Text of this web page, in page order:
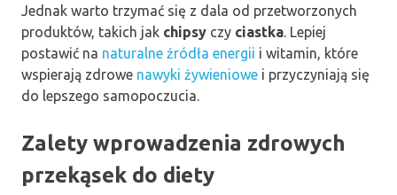
Jednak warto trzymać się z dala od przetworzonych
produktów, takich jak chipsy czy ciastka. Lepiej
postawić na naturalne źródła energii i witamin, które
wspierają zdrowe nawyki żywieniowe i przyczyniają się
do lepszego samopoczucia.
Zalety wprowadzenia zdrowych
przekąsek do diety